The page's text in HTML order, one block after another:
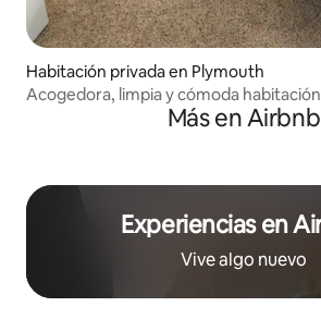
Habitación privada en Plymouth
Acogedora, limpia y cómoda
Más en Airbnb
Experiencias en
Vive algo nuevo